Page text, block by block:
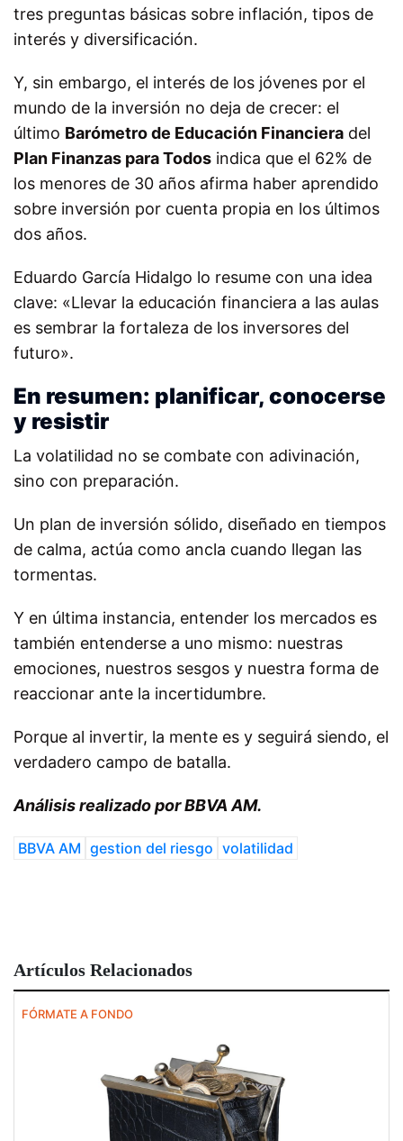
tres preguntas básicas sobre inflación, tipos de
interés y diversificación.
Y, sin embargo, el interés de los jóvenes por el
mundo de la inversión no deja de crecer: el
último Barómetro de Educación Financiera del
Plan Finanzas para Todos indica que el 62% de
los menores de 30 años afirma haber aprendido
sobre inversión por cuenta propia en los últimos
dos años.
Eduardo García Hidalgo lo resume con una idea
clave: «Llevar la educación financiera a las aulas
es sembrar la fortaleza de los inversores del
futuro».
En resumen: planificar, conocerse
y resistir
La volatilidad no se combate con adivinación,
sino con preparación.
Un plan de inversión sólido, diseñado en tiempos
de calma, actúa como ancla cuando llegan las
tormentas.
Y en última instancia, entender los mercados es
también entenderse a uno mismo: nuestras
emociones, nuestros sesgos y nuestra forma de
reaccionar ante la incertidumbre.
Porque al invertir, la mente es y seguirá siendo, el
verdadero campo de batalla.
Análisis realizado por BBVA AM.
BBVA AM gestion del riesgo volatilidad
Artículos Relacionados
FÓRMATE A FONDO